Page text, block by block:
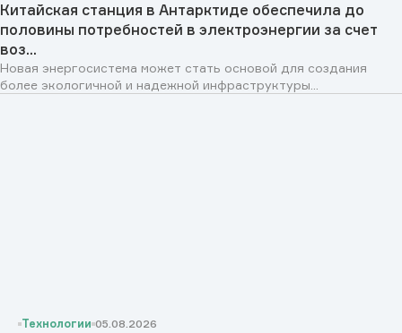
Китайская станция в Антарктиде обеспечила до
половины потребностей в электроэнергии за счет
воз...
Новая энергосистема может стать основой для создания
более экологичной и надежной инфраструктуры...
Технологии 05.08.2026